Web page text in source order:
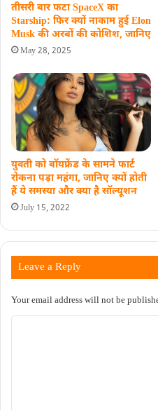
तीसरी बार फटा SpaceX का
Starship: फिर क्‍यों नाकाम हुई Elon
Musk की अरबों की कोशिश, जानिए
May 28, 2025
युवती को बॉयफ्रेंड के सामने फार्ट
रोकना पड़ा महंगा, जानिए क्यों होती
हैं ये समस्या और क्या है सॉल्यूशन
July 15, 2022
Leave a Reply
Your email address will not be